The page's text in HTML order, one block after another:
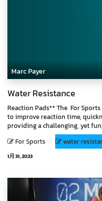
Marc Payer
Water Resistance
Reaction Pads** The For
to improve reaction time,
providing a challenging, yet
For Sports
water
1月 31, 2023